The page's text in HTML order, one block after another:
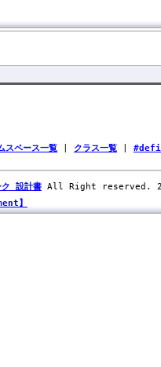
スペース一覧 クラス一覧
ク 設計書 All Right reserved.
】